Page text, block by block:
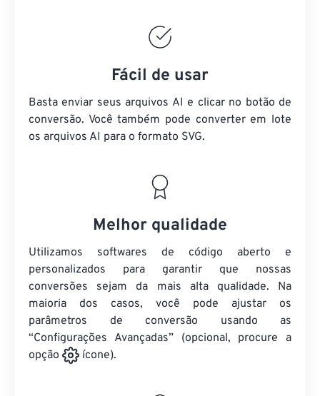
Fácil de usar
Basta enviar seus arquivos AI e clicar no botão de
conversão. Você também pode converter em lote
os arquivos AI para o formato SVG.
Melhor qualidade
Utilizamos softwares de código aberto e
personalizados para garantir que nossas
conversões sejam da mais alta qualidade. Na
maioria dos casos, você pode ajustar os
parâmetros de conversão usando as
“Configurações Avançadas” (opcional, procure a
opção
ícone).